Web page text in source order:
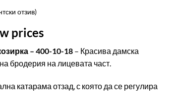
отзив)
prices
– 400-10-18– Красива дамска
бродерия на лицевата част.
катарама отзад, с която да се регулира